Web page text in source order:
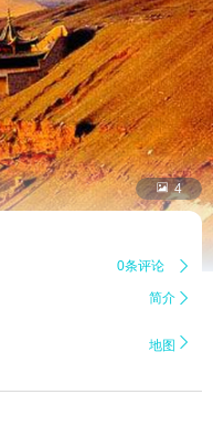
 4
0条评论 
简介 
地图 